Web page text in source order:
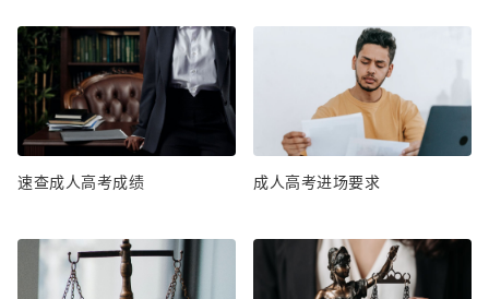
速查成人高考成绩 成人高考进场要求